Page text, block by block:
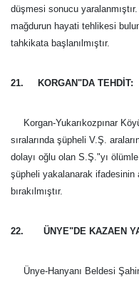
düşmesi sonucu
mağdurun hayati tehlikesi
tahkikata başlanılmıştır.
21. KORGAN"DA TEHDİT:
Korgan-Yukarıkozpınar
sıralarında şüpheli V.Ş.
dolayı oğlu olan S.Ş."yı
şüpheli yakalanarak ifadesinin
bırakılmıştır.
22. ÜNYE"DE KAZAEN
Ünye-Hanyanı Beldesi